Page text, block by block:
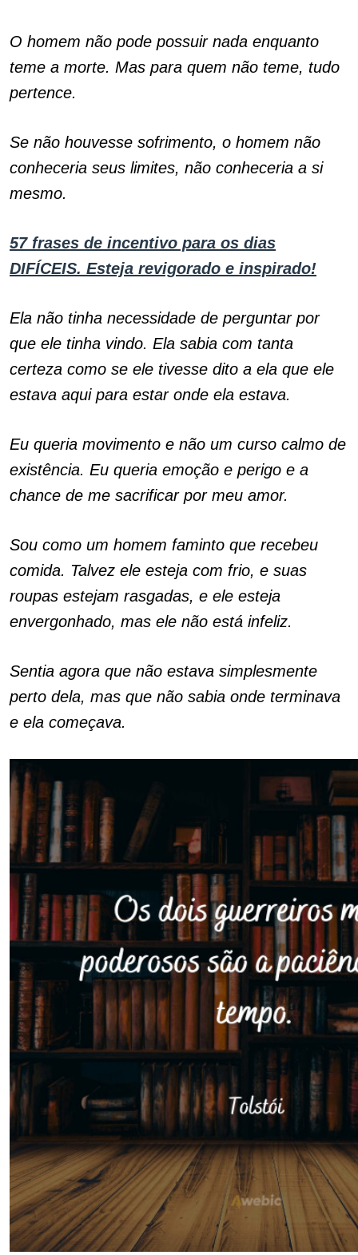
O homem não pode possuir nada enquanto
teme a morte. Mas para quem não teme, tudo
pertence.
Se não houvesse sofrimento, o homem não
conheceria seus limites, não conheceria a si
mesmo.
57 frases de incentivo para os dias
DIFÍCEIS. Esteja revigorado e inspirado!
Ela não tinha necessidade de perguntar por
que ele tinha vindo. Ela sabia com tanta
certeza como se ele tivesse dito a ela que ele
estava aqui para estar onde ela estava.
Eu queria movimento e não um curso calmo de
existência. Eu queria emoção e perigo e a
chance de me sacrificar por meu amor.
Sou como um homem faminto que recebeu
comida. Talvez ele esteja com frio, e suas
roupas estejam rasgadas, e ele esteja
envergonhado, mas ele não está infeliz.
Sentia agora que não estava simplesmente
perto dela, mas que não sabia onde terminava
e ela começava.